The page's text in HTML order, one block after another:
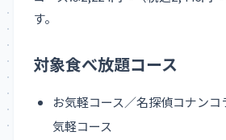
す。
対象食べ放題コース
お気軽コース／名探偵コナン
気軽コース